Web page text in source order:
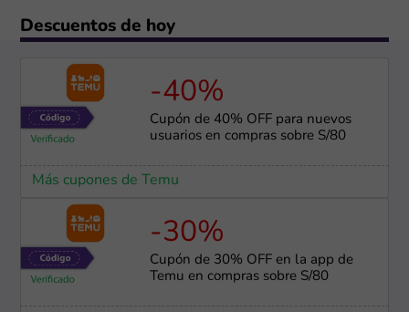
Descuentos de hoy
-40%
Cupón de 40% OFF para nuevos
usuarios en compras sobre S/80
Más cupones de Temu
-30%
Cupón de 30% OFF en la app de
Temu en compras sobre S/80